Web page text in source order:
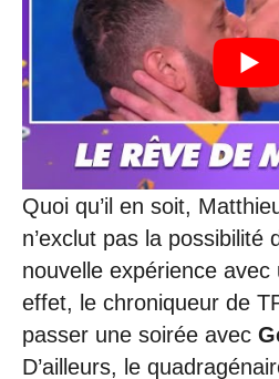
Quoi qu’il en soit,
n’exclut pas la possibilité
nouvelle expérience
effet, le chroniqueur de
passer une soirée avec
D’ailleurs, le